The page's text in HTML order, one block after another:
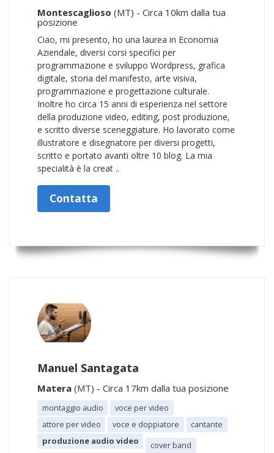
Montescaglioso (MT) - Circa 10km dalla tua
posizione
Ciao, mi presento, ho una laurea in Economia
Aziendale, diversi corsi specifici per
programmazione e sviluppo Wordpress, grafica
digitale, storia del manifesto, arte visiva,
programmazione e progettazione culturale.
Inoltre ho circa 15 anni di esperienza nel settore
della produzione video, editing, post produzione,
e scritto diverse sceneggiature. Ho lavorato come
illustratore e disegnatore per diversi progetti,
scritto e portato avanti oltre 10 blog. La mia
specialità è la creat ..
Contatta
Manuel Santagata
Matera (MT) - Circa 17km dalla tua posizione
montaggio audio
voce per video
attore per video
voce e doppiatore
cantante
produzione audio video
cover band